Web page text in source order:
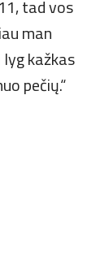
tad vos
man
kažkas
pečių.“